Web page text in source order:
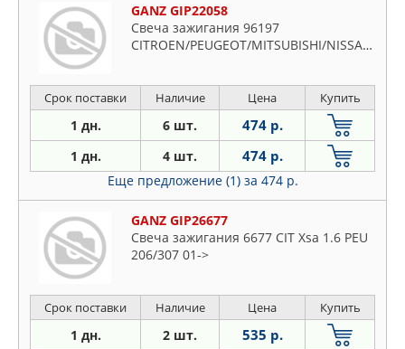
GANZ GIP22058
Свеча зажигания 96197
CITROEN/PEUGEOT/MITSUBISHI/NISSAN/VOLVO
Срок поставки Наличие Цена Купить
1 дн. 6 шт. 474 р.
1 дн. 4 шт. 474 р.
Еще предложение (1) за 474 р.
GANZ GIP26677
Свеча зажигания 6677 CIT Xsa 1.6 PEU
206/307 01->
Срок поставки Наличие Цена Купить
1 дн. 2 шт. 535 р.